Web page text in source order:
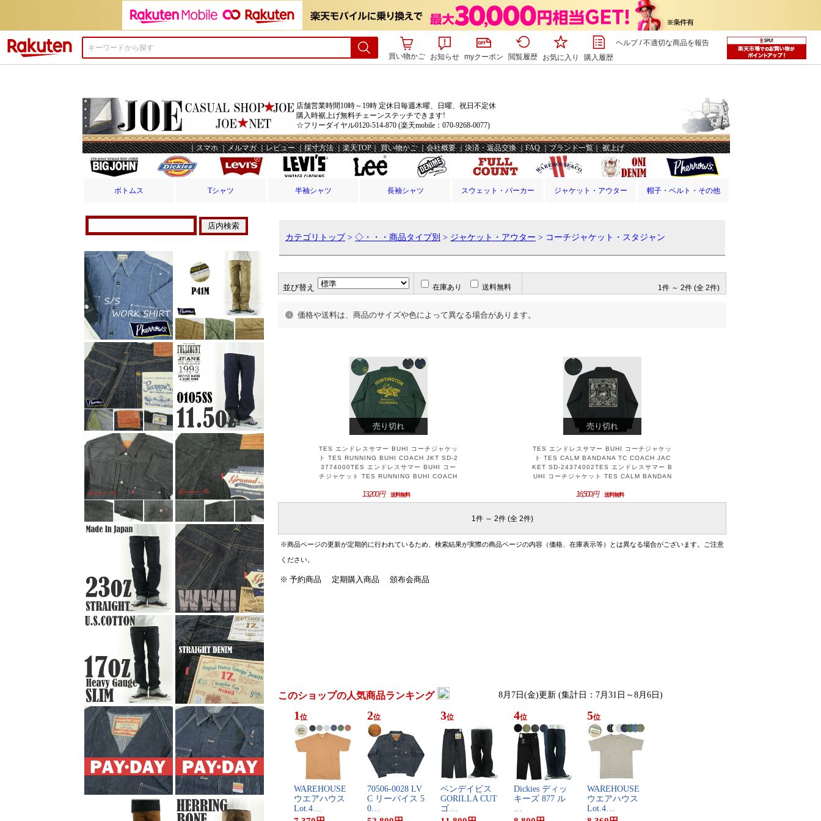
買い物かご
お知らせ myクーポン 閲覧履歴 お気に入り 購入履歴
ヘルプ/不適切な商品を報告
ボトムス Tシャツ 半袖シャツ 長袖シャツ スウェット・パーカー ジャケット・アウター 帽子・ベルト・その他
カテゴリトップ> ◇・・・商品タイプ別 > ジャケット・アウター > コーチジャケット・スタジャン
並び替え 在庫あり 送料無料 1件 ～ 2件 (全 2件)
価格や送料は、商品のサイズや色によって異なる場合があります。
売り切れ 売り切れ
TES エンドレスサマー BUHI コーチジャケッ
ト TES RUNNING BUHI COACH JKT SD-2
3774000TES エンドレスサマー BUHI コー
チジャケット TES RUNNING BUHI COACH
13,200円 送料無料
TES エンドレスサマー BUHI コーチジャケッ
ト TES CALM BANDANA TC COACH JAC
KET SD-24374002TES エンドレスサマー B
UHI コーチジャケット TES CALM BANDAN
16,500円 送料無料
1件 ～ 2件 (全 2件)
※商品ページの更新が定期的に行われているため、検索結果が実際の商品ページの内容（価格、在庫表示等）とは異なる場合がございます。ご注意
ください。
※ 予約商品 定期購入商品 頒布会商品
このショップの人気商品ランキング 8月7日(金)更新 (集計日：7月31日～8月6日)
1 位
W​A​R​E​H​O​U​S​E​ ​
ウ​エ​ア​ハ​ウ​ス​ ​
L​o​t​.​4​…
2位
7​0​5​0​6​-​0​0​2​8​ ​L​V​
C​ ​リ​ー​バ​イ​ス​ ​5​
0​…
3位
ベ​ン​デ​イ​ビ​ス​ ​
G​O​R​I​L​L​A​ ​C​U​T​
​ゴ​…
4位
D​i​c​k​i​e​s​ ​デ​ィ​ッ​
キ​ー​ズ​ ​8​7​7​ ​ル​
…
5位
W​A​R​E​H​O​U​S​E​ ​
ウ​エ​ア​ハ​ウ​ス​ ​
L​o​t​.​4​…